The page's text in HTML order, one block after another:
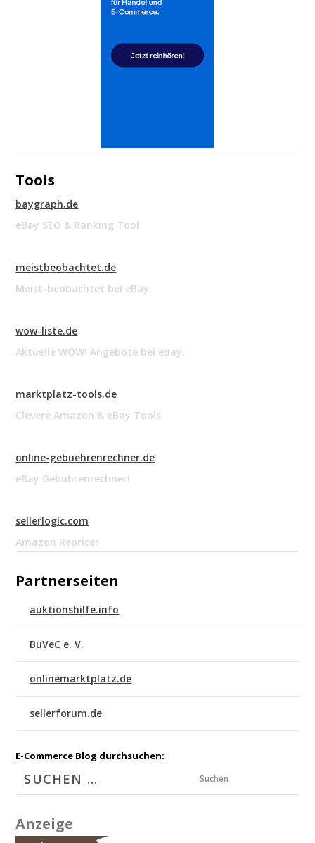
Tools
baygraph.de
eBay SEO & Ranking Tool
meistbeobachtet.de
Meist-beobachtet bei eBay.
wow-liste.de
Aktuelle WOW! Angebote bei eBay.
marktplatz-tools.de
Clevere Amazon & eBay Tools
online-gebuehrenrechner.de
eBay Gebührenrechner!
sellerlogic.com
Amazon Repricer
Partnerseiten
auktionshilfe.info
BuVeC e. V.
onlinemarktplatz.de
sellerforum.de
E-Commerce Blog durchsuchen:
Suchen
Anzeige